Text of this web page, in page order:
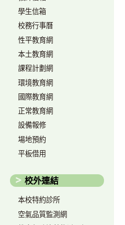
學生信箱
校務行事曆
性平教育網
本土教育網
課程計劃網
環境教育網
國際教育網
正常教育網
設備報修
場地預約
平板借用
校外連結
本校特約診所
空氣品質監測網